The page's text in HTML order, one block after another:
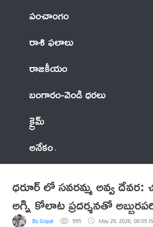
పంచాంగం
రాశి ఫలాలు
రాజకీయం
బంగారం-వెండి ధరలు
క్రైమ్
అనేకం
ధరూర్ లో సవరమ్మ అవ్వ దేవర:
అగ్ని కోలాట ప్రదర్శనతో
By Gopal 995 May 28, 2026, 08:05